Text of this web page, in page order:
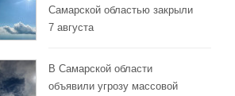
Самарской областью закрыли
7 августа
В Самарской области
объявили угрозу массовой